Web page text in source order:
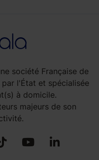
société Française de
l'État et spécialisée
à domicile.
majeurs de son